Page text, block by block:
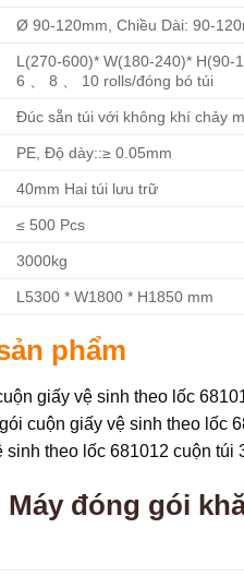
Ø 90-120mm, Chiều Dài: 90-
L(270-600)* W(180-240)* H(90-
6 、 8 、 10 rolls/đóng bó túi
Đúc sẵn túi với không khí chảy
PE, Độ dày::≥ 0.05mm
40mm Hai túi lưu trữ
≤ 500 Pcs
3000kg
L5300 * W1800 * H1850 mm
phẩm
Máy đóng gói